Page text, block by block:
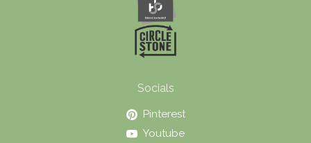
Socials
Pinterest
Youtube